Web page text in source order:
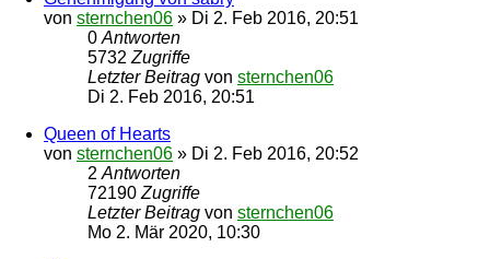
von sternchen06 » Di 2. Feb 2016, 20:51
0 Antworten
5732 Zugriffe
Letzter Beitrag von sternchen06
Di 2. Feb 2016, 20:51
Queen of Hearts
von sternchen06 » Di 2. Feb 2016, 20:52
2 Antworten
72190 Zugriffe
Letzter Beitrag von sternchen06
Mo 2. Mär 2020, 10:30